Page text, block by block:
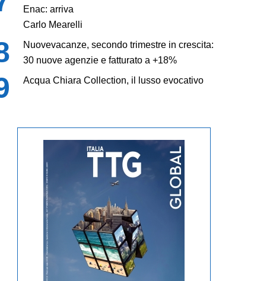
Enac: arriva
Carlo Mearelli
Nuovevacanze, secondo trimestre in crescita:
30 nuove agenzie e fatturato a +18%
Acqua Chiara Collection, il lusso evocativo